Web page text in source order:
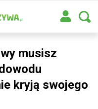
musisz
kryją swojego